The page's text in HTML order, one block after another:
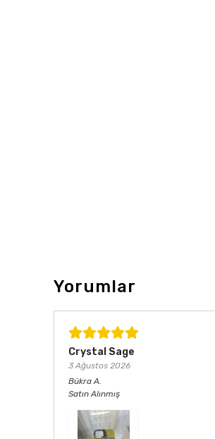
Yorumlar
Crystal Sage
3 Ağustos 2026
Bükra A.
Satın Alınmış